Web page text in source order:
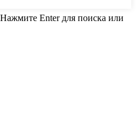
Нажмите Enter для поиска или